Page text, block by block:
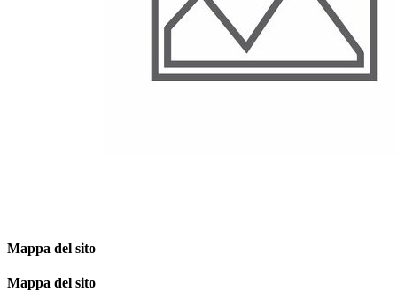
Mappa del sito
Mappa del sito